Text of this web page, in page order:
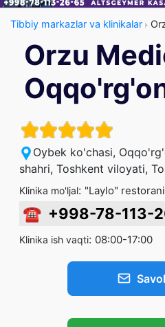
Tibbiy markazlar va klinikalar
Orzu
Oybek ko'chasi,
shahri, Toshkent viloyati,
Klinika mo'ljal: "Laylo" restorani
☎ +998-78-113-
Klinika ish vaqti: 08:00-17:00